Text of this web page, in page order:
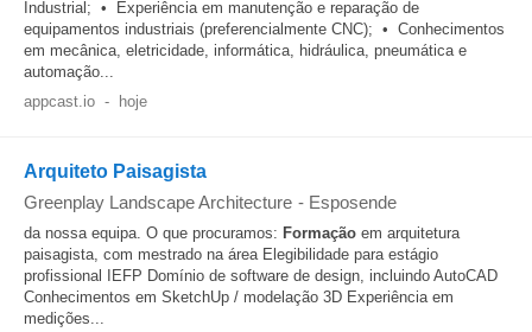
Industrial; • Experiência em manutenção e reparação de
equipamentos industriais (preferencialmente CNC); • Conhecimentos
em mecânica, eletricidade, informática, hidráulica, pneumática e
automação...
appcast.io - hoje
Arquiteto Paisagista
Greenplay Landscape Architecture - Esposende
da nossa equipa. O que procuramos: Formação em arquitetura
paisagista, com mestrado na área Elegibilidade para estágio
profissional IEFP Domínio de software de design, incluindo AutoCAD
Conhecimentos em SketchUp / modelação 3D Experiência em
medições...